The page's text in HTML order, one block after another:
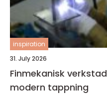
inspiration
31. July 2026
Finmekanisk verkstad precisionshantverk i
modern tappning